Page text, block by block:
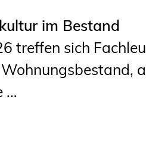
im Bestand
treffen sich
...